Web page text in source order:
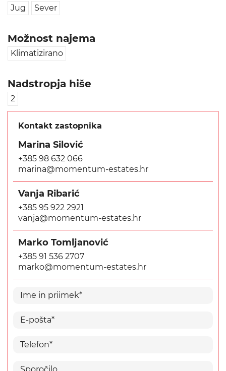
Jug Sever
Možnost najema
Klimatizirano
Nadstropja hiše
2
Kontakt zastopnika
Marina Silović
+385 98 632 066
marina@momentum-estates.hr
Vanja Ribarić
+385 95 922 2921
vanja@momentum-estates.hr
Marko Tomljanović
+385 91 536 2707
marko@momentum-estates.hr